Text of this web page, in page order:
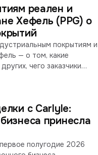
и прежде.реален и
Хефель (PPG) о
покрытиям и
— о том, какие
чего заказчики
как экологическое
и водные цеховые
с Carlyle:
принесла
полугодие 2026